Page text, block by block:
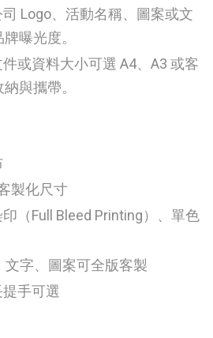
司 Logo、活動名稱、圖案或文
曝光度。
件或資料大小可選 A4、A3 或客
與攜帶。
製化尺寸
印（Full Bleed Printing）、單色
文字、圖案可全版客製
提手可選